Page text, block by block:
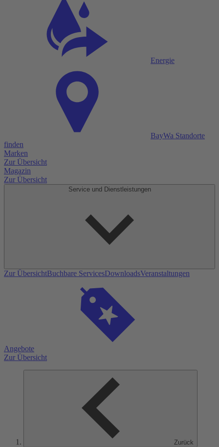
Energie
BayWa Standorte
finden
Marken
Zur Übersicht
Magazin
Zur Übersicht
Service und Dienstleistungen
Zur ÜbersichtBuchbare ServicesDownloadsVeranstaltungen
Angebote
Zur Übersicht
Zurück